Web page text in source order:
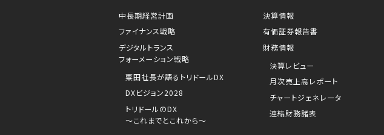
中長期経営計画
ファイナンス戦略
デジタルトランス
フォーメーション戦略
粟田社長が語るトリドールDX
DXビジョン2028
トリドールのDX
～これまでとこれから～
決算情報
有価証券報告書
財務情報
決算レビュー
月次売上高レポート
チャートジェネレータ
連結財務諸表